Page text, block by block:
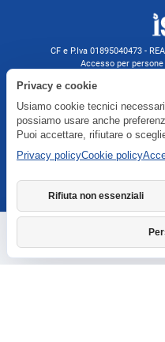
CF e P.Iva 01895040473 -
Accesso per
Agenzia
Privacy e cookie
Usiamo cookie tecnici
possiamo usare anche
Puoi accettare, rifiutare o
Privacy policyCookie policy
Rifiuta non essenziali
Richiedi